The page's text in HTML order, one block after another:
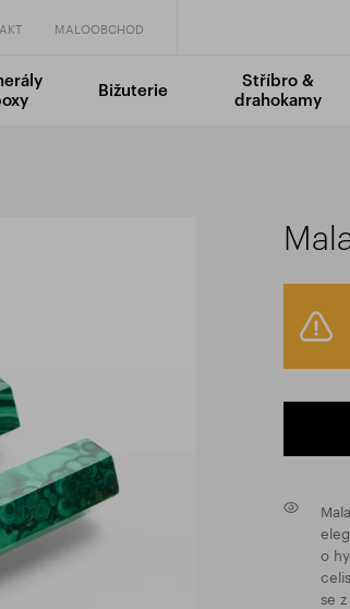
MALOOBCHOD
Bižuterie
Stříbro &
drahokamy
o
se